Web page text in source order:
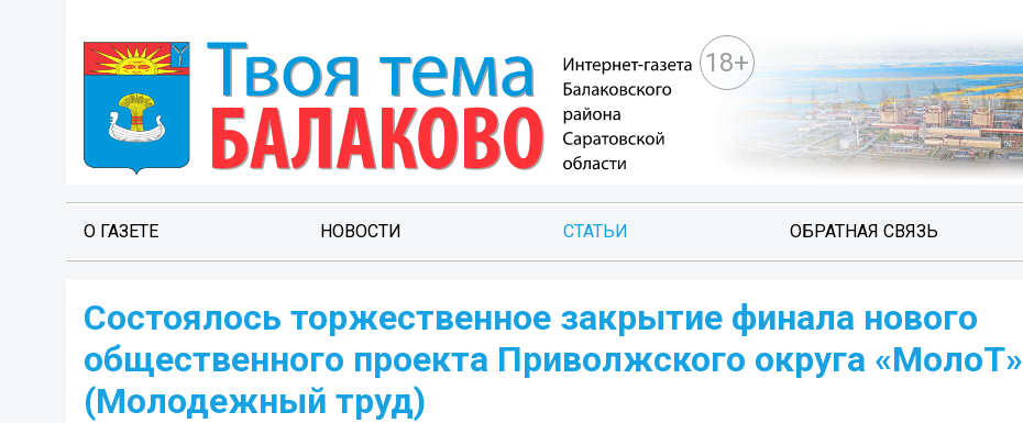
18+
О ГАЗЕТЕ НОВОСТИ СТАТЬИ ОБРАТНАЯ СВЯЗЬ
Состоялось торжественное закрытие финала нового
общественного проекта Приволжского округа «МолоТ»
(Молодежный труд)